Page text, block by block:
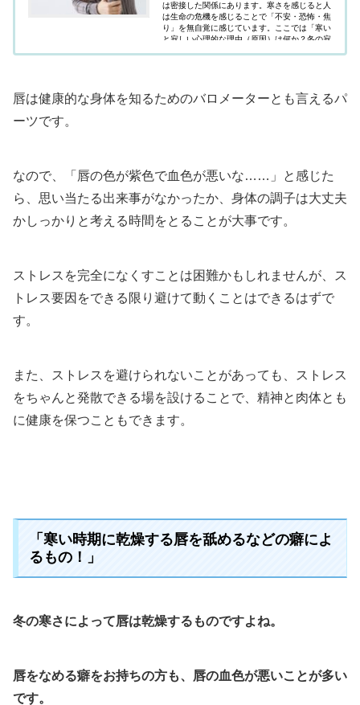
は密接した関係にあります。寒さを感じると人
は生命の危機を感じることで「不安・恐怖・焦
り」を無自覚に感じています。ここでは「寒い
と寂しい心理的な理由（原因）は何か？冬の寂
唇は健康的な身体を知るためのバロメーターとも言えるパ
ーツです。
なので、「唇の色が紫色で血色が悪いな……」と感じた
ら、思い当たる出来事がなかったか、身体の調子は大丈夫
かしっかりと考える時間をとることが大事です。
ストレスを完全になくすことは困難かもしれませんが、ス
トレス要因をできる限り避けて動くことはできるはずで
す。
また、ストレスを避けられないことがあっても、ストレス
をちゃんと発散できる場を設けることで、精神と肉体とも
に健康を保つこともできます。
「寒い時期に乾燥する唇を舐めるなどの癖によ
るもの！」
冬の寒さによって唇は乾燥するものですよね。
唇をなめる癖をお持ちの方も、唇の血色が悪いことが多い
です。